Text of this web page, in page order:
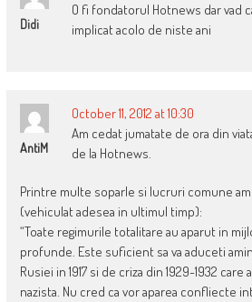
Didi
O fi fondatorul Hotnews dar vad
implicat acolo de niste ani
AntiM
October 11, 2012 at 10:30
Am cedat jumatate de ora din
de la Hotnews.
Printre multe soparle si lucruri comune
(vehiculat adesea in ultimul timp):
“Toate regimurile totalitare au aparut in
profunde. Este suficient sa va aduceti
Rusiei in 1917 si de criza din 1929-1932
nazista. Nu cred ca vor aparea confliecte